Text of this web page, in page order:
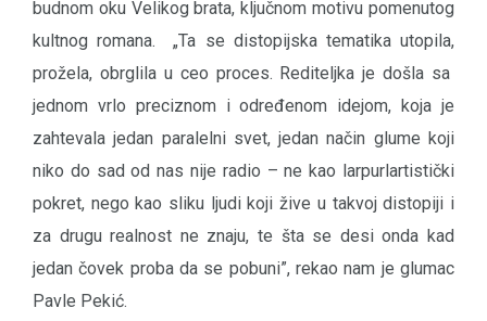
budnom oku Velikog brata, ključnom motivu pomenutog
kultnog romana. „Ta se distopijska tematika utopila,
prožela, obrglila u ceo proces. Rediteljka je došla sa
jednom vrlo preciznom i određenom idejom, koja je
zahtevala jedan paralelni svet, jedan način glume koji
niko do sad od nas nije radio – ne kao larpurlartistički
pokret, nego kao sliku ljudi koji žive u takvoj distopiji i
za drugu realnost ne znaju, te šta se desi onda kad
jedan čovek proba da se pobuni”, rekao nam je glumac
Pavle Pekić.